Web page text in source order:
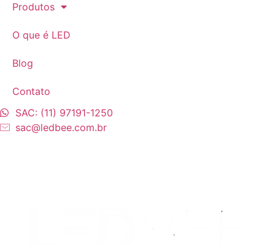
Produtos
O que é LED
Blog
Contato
SAC: (11) 97191-1250
sac@ledbee.com.br